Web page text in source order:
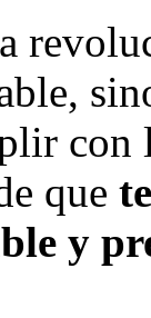
que
y